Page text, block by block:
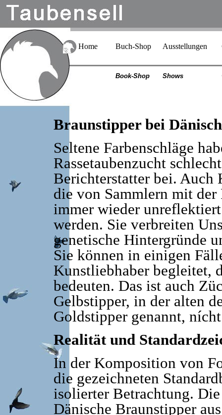
Home Buch-Shop Ausstellungen
Book-Shop Shows
Braunstipper bei
Seltene Farbenschläge
Rassetaubenzucht
Berichterstatter bei. Auch
die von Sammlern mit
immer wieder
werden. Sie verbreiten
genetische Hintergründe
Sie können in einigen
Kunstliebhaber begleitet,
bedeuten. Das ist auch
Gelbstipper, in der alten
Goldstipper genannt,
Realität und
In der Komposition von
die gezeichneten
isolierter Betrachtung.
Dänische Braunstipper